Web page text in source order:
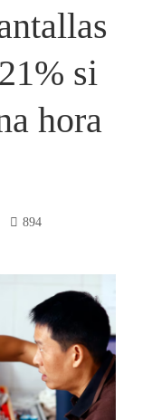
si
hora
894